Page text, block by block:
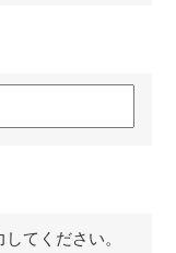
てください。